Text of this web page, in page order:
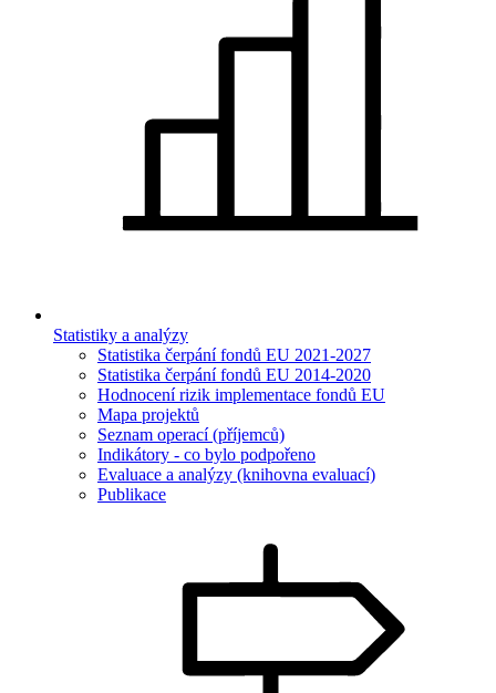
Statistiky a analýzy
Statistika čerpání fondů EU 2021-2027
Statistika čerpání fondů EU 2014-2020
Hodnocení rizik implementace fondů EU
Mapa projektů
Seznam operací (příjemců)
Indikátory - co bylo podpořeno
Evaluace a analýzy (knihovna evaluací)
Publikace